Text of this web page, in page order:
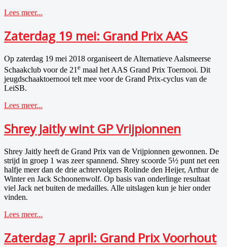
Lees meer...
Zaterdag 19 mei: Grand Prix AAS
Op zaterdag 19 mei 2018 organiseert de Alternatieve Aalsmeerse
Schaakclub voor de 21 e maal het AAS Grand Prix Toernooi. Dit
jeugdschaaktoernooi telt mee voor de Grand Prix-cyclus van de
LeiSB.
Lees meer...
Shrey Jaitly wint GP Vrijpionnen
Shrey Jaitly heeft de Grand Prix van de Vrijpionnen gewonnen. De
strijd in groep 1 was zeer spannend. Shrey scoorde 5½ punt net een
halfje meer dan de drie achtervolgers Rolinde den Heijer, Arthur de
Winter en Jack Schoonenwolf. Op basis van onderlinge resultaat
viel Jack net buiten de medailles. Alle uitslagen kun je hier onder
vinden.
Lees meer...
Zaterdag 7 april: Grand Prix Voorhout